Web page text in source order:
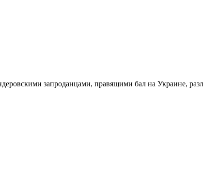
запроданцами, правящими бал на Украине,